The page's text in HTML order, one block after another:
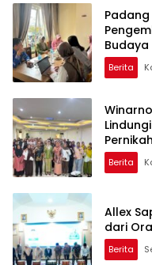
Budaya
Berita
Berita
Allex
dari
Berita